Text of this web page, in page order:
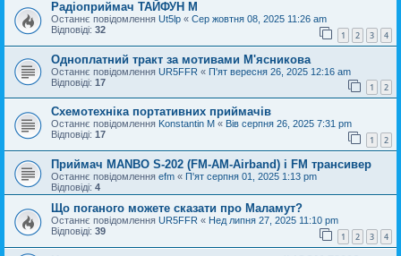
Радіоприймач ТАЙФУН М
Останнє повідомлення Ut5lp « Сер жовтня 08, 2025 11:26 am
Відповіді: 32 1 2 3 4
Одноплатний тракт за мотивами М'ясникова
Останнє повідомлення UR5FFR « П'ят вересня 26, 2025 12:16 am
Відповіді: 17 1 2
Схемотехніка портативних приймачів
Останнє повідомлення Konstantin M « Вів серпня 26, 2025 7:31 pm
Відповіді: 17 1 2
Приймач MANBO S-202 (FM-AM-Airband) і FM трансивер
Останнє повідомлення efm « П'ят серпня 01, 2025 1:13 pm
Відповіді: 4
Що поганого можете сказати про Маламут?
Останнє повідомлення UR5FFR « Нед липня 27, 2025 11:10 pm
Відповіді: 39 1 2 3 4